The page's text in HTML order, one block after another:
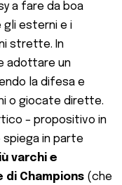
a fare da boa
gli esterni e i
strette. In
adottare un
la difesa e
o giocate dirette.
– propositivo in
spiega in parte
varchi e
Champions (che